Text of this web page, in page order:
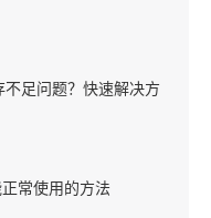
足问题？快速解决方
常使用的方法